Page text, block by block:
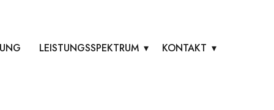
LEISTUNGSSPEKTRUM KONTAKT